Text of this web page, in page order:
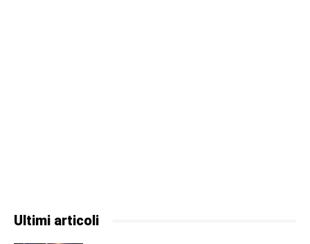
Ultimi articoli